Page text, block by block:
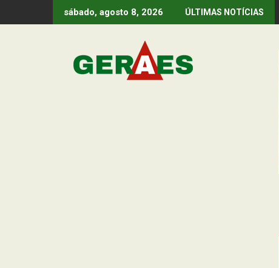
to
sábado, agosto 8, 2026 ÚLTIMAS NOTÍCIAS